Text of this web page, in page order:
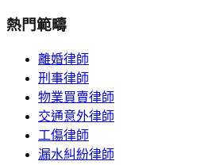
熱門範疇
離婚律師
刑事律師
物業買賣律師
交通意外律師
工傷律師
漏水糾紛律師